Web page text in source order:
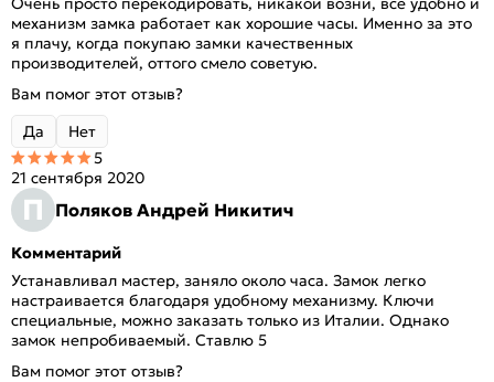
механизм замка работает как хорошие часы. Именно за это
я плачу, когда покупаю замки качественных
производителей, оттого смело советую.
Вам помог этот отзыв?
Да
Нет
П Поляков Андрей Никитич
21 сентября 2020
5
Комментарий
Устанавливал мастер, заняло около часа. Замок легко
настраивается благодаря удобному механизму. Ключи
специальные, можно заказать только из Италии. Однако
замок непробиваемый. Ставлю 5
Вам помог этот отзыв?